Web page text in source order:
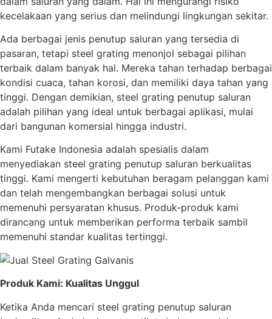
kecelakaan yang serius dan melindungi lingkungan sekitar.
Ada berbagai jenis penutup saluran yang tersedia di
pasaran, tetapi steel grating menonjol sebagai pilihan
terbaik dalam banyak hal. Mereka tahan terhadap berbagai
kondisi cuaca, tahan korosi, dan memiliki daya tahan yang
tinggi. Dengan demikian, steel grating penutup saluran
adalah pilihan yang ideal untuk berbagai aplikasi, mulai
dari bangunan komersial hingga industri.
Kami Futake Indonesia adalah spesialis dalam
menyediakan steel grating penutup saluran berkualitas
tinggi. Kami mengerti kebutuhan beragam pelanggan kami
dan telah mengembangkan berbagai solusi untuk
memenuhi persyaratan khusus. Produk-produk kami
dirancang untuk memberikan performa terbaik sambil
memenuhi standar kualitas tertinggi.
Produk Kami: Kualitas Unggul
Ketika Anda mencari steel grating penutup saluran